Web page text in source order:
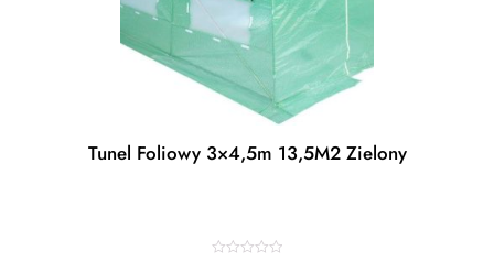
Tunel Foliowy 3×4,5m 13,5M2 Zielony